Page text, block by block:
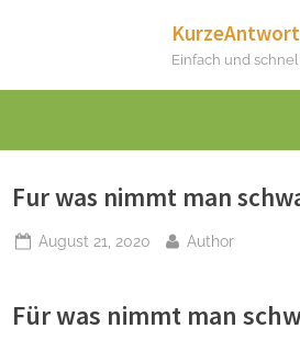
Einfach und
Fur was nimmt man
Posted
August 21, 2020 By
Author
Für was nimmt man